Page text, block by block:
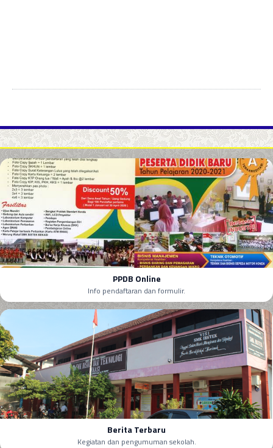
PPDB Online
Info pendaftaran dan formulir.
Berita Terbaru
Kegiatan dan pengumuman sekolah.